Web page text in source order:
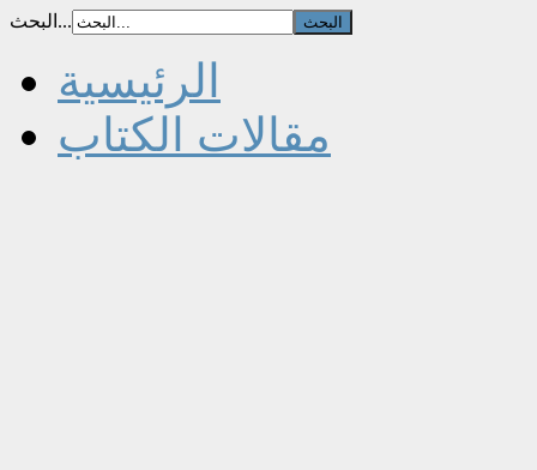
البحث...
الرئيسية
مقالات الكتاب